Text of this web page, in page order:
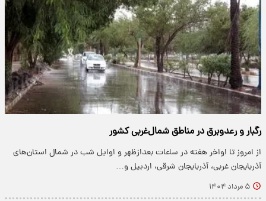
رگبار و رعدوبرق در مناطق شمال‌غربی کشور
از امروز تا اواخر هفته در ساعات بعدازظهر و اوایل شب در شمال استان‌های
آذربایجان غربی، آذربایجان شرقی، اردبیل‌ و…
۵ مرداد ۱۴۰۴